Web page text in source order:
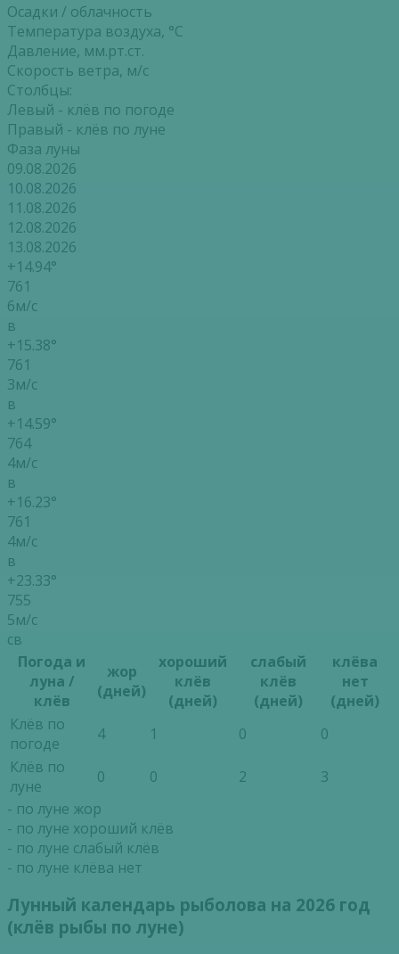
Осадки / облачность
Температура воздуха, °С
Давление, мм.рт.ст.
Скорость ветра, м/с
Столбцы:
Левый - клёв по погоде
Правый - клёв по луне
Фаза луны
09.08.2026
10.08.2026
11.08.2026
12.08.2026
13.08.2026
+14.94°
761
6м/с
в
+15.38°
761
3м/с
в
+14.59°
764
4м/с
в
+16.23°
761
4м/с
в
+23.33°
755
5м/с
св
Погода и
луна /
клёв
жор
(дней)
хороший
клёв
(дней)
слабый
клёв
(дней)
клёва
нет
(дней)
Клёв по
погоде
4 1 0
0
Клёв по
луне
0 0 2
3
- по луне жор
- по луне хороший клёв
- по луне слабый клёв
- по луне клёва нет
Лунный календарь рыболова на 2026 год
(клёв рыбы по луне)